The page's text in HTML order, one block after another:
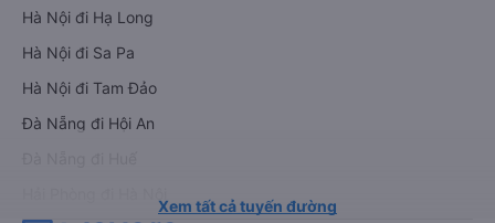
Hà Nội đi Hạ Long
Hà Nội đi Sa Pa
Hà Nội đi Tam Đảo
Đà Nẵng đi Hội An
Xem tất cả tuyến đường